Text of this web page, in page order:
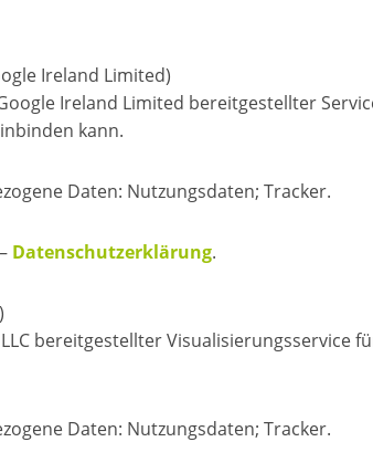
Ireland Limited)
Ireland Limited bereitgestellter
kann.
Daten: Nutzungsdaten; Tracker.
Datenschutzerklärung.
bereitgestellter
Daten: Nutzungsdaten; Tracker.